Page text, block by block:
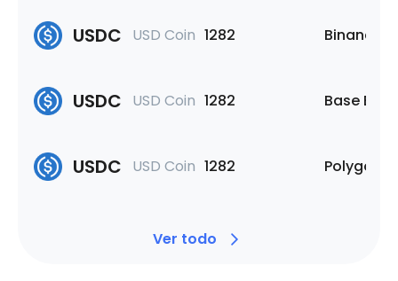
USDC USD Coin 1282 Binance
USDC USD Coin 1282 Base
USDC USD Coin 1282 Polygon
Ver todo